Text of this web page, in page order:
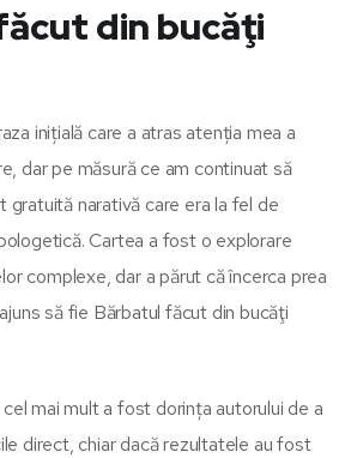
din bucăţi
inițială care a atras atenția mea a
dar pe măsură ce am continuat să
gratuită narativă care era la fel de
Cartea a fost o explorare
complexe, dar a părut că încerca prea
să fie Bărbatul făcut din bucăţi
mai mult a fost dorința autorului de a
direct, chiar dacă rezultatele au fost